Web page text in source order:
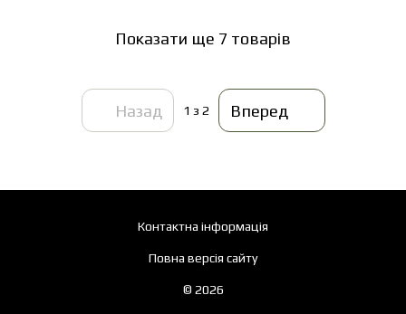
Показати ще 7 товарів
Назад 1 з 2 Вперед
Контактна інформація
Повна версія сайту
© 2026